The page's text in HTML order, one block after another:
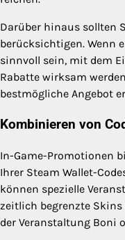
Darüber hinaus sollten
berücksichtigen. Wenn
sinnvoll sein, mit dem
Rabatte wirksam
bestmögliche Angebot
Kombinieren von
In-Game-Promotionen
Ihrer Steam Wallet-
können spezielle
zeitlich begrenzte
der Veranstaltung Boni